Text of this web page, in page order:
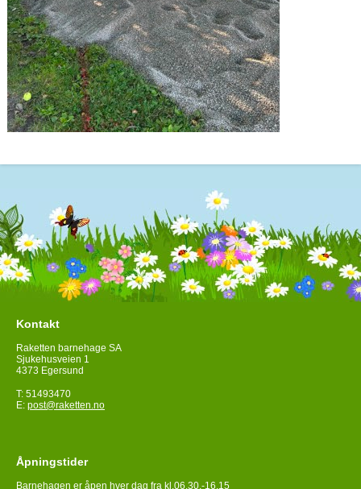
Kontakt
Raketten barnehage SA
Sjukehusveien 1
4373 Egersund
T: 51493470
E: post@raketten.no
Åpningstider
Barnehagen er åpen hver dag fra kl.06.30.-16.15